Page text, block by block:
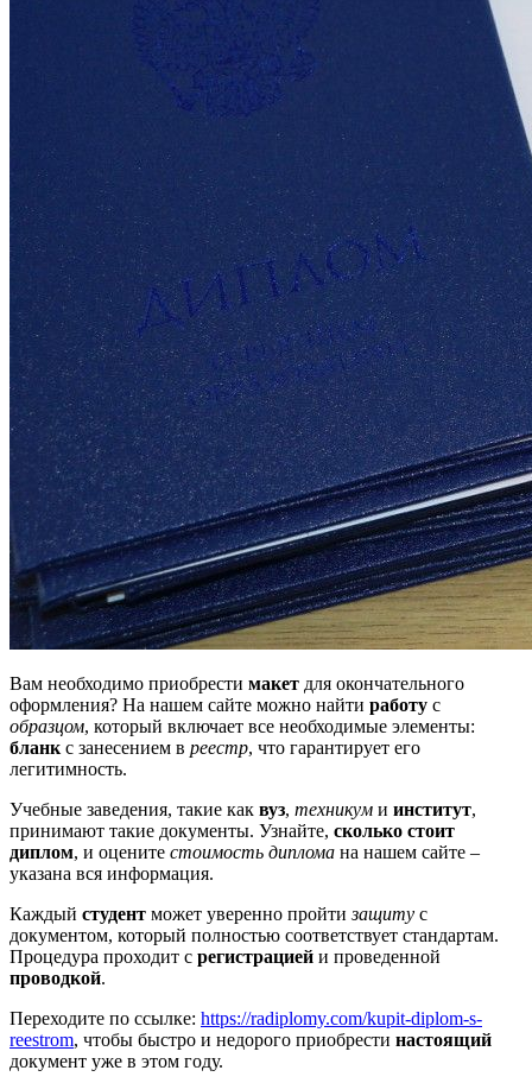
Вам необходимо приобрести макет для окончательного
оформления? На нашем сайте можно найти работу с
образцом, который включает все необходимые элементы:
бланк с занесением в реестр, что гарантирует его
легитимность.
Учебные заведения, такие как вуз, техникум и институт,
принимают такие документы. Узнайте, сколько стоит
диплом, и оцените стоимость диплома на нашем сайте –
указана вся информация.
Каждый студент может уверенно пройтизащиту с
документом, который полностью соответствует стандартам.
Процедура проходит с регистрацией и проведенной
проводкой.
Переходите по ссылке: https://radiplomy.com/kupit-diplom-s-
reestrom, чтобы быстро и недорого приобрести настоящий
документ уже в этом году.